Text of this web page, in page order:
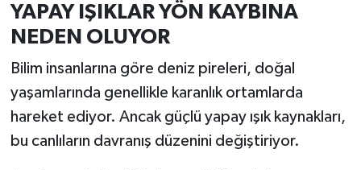
YAPAY IŞIKLAR YÖN KAYBINA
NEDEN OLUYOR
Bilim insanlarına göre deniz pireleri, doğal
yaşamlarında genellikle karanlık ortamlarda
hareket ediyor. Ancak güçlü yapay ışık kaynakları,
bu canlıların davranış düzenini değiştiriyor.
Pazarlar
Politika
Resmi İlan
Rüya Tabirleri